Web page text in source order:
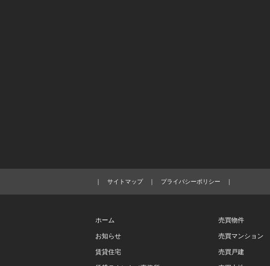
サイトマップ｜ プライバシーポリシー
ホーム
お知らせ
賃貸住宅
売買物件
売買マンション
売買戸建